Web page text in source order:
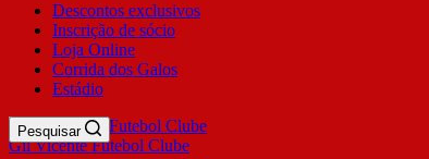
Descontos exclusivos
Inscrição de sócio
Loja Online
Corrida dos Galos
Estádio
Gil Vicente Futebol Clube
Pesquisar